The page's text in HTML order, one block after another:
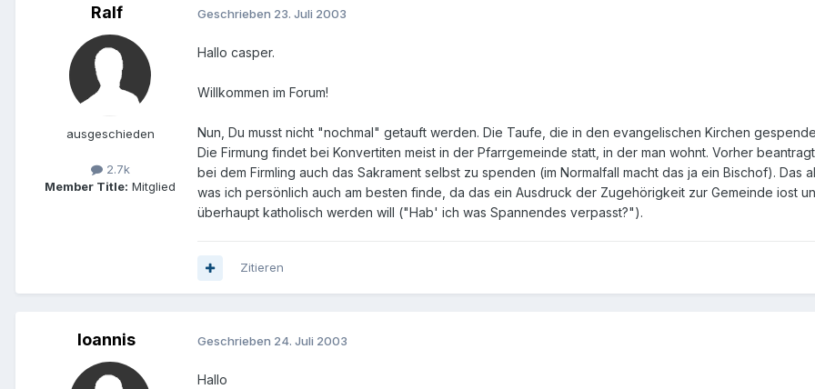
Ralf
ausgeschieden
2.7k
Member Title: Mitglied
Geschrieben 23. Juli 2003
Hallo casper.
Willkommen im Forum!
Nun, Du musst nicht "nochmal" getauft werden. Die Taufe, die in den evangelischen Kirchen
Die Firmung findet bei Konvertiten meist in der Pfarrgemeinde statt, in der man wohnt. Vorher
bei dem Firmling auch das Sakrament selbst zu spenden (im Normalfall macht das ja ein Bischof).
was ich persönlich auch am besten finde, da das ein Ausdruck der Zugehörigkeit zur Gemeinde iost
überhaupt katholisch werden will ("Hab' ich was Spannendes verpasst?").
Zitieren
Ioannis Geschrieben 24. Juli 2003
Hallo